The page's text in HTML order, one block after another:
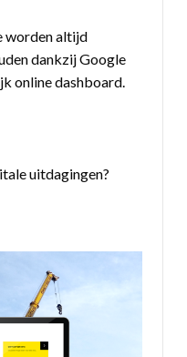
worden altijd
dankzij Google
online dashboard.
uitdagingen?